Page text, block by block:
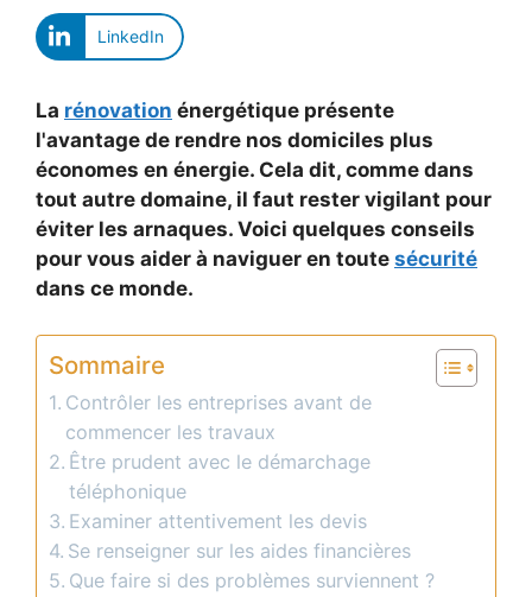
LinkedIn
La rénovation énergétique présente
l'avantage de rendre nos domiciles plus
économes en énergie. Cela dit, comme dans
tout autre domaine, il faut rester vigilant pour
éviter les arnaques. Voici quelques conseils
pour vous aider à naviguer en toute sécurité
dans ce monde.
Sommaire
Contrôler les entreprises avant de
commencer les travaux
Être prudent avec le démarchage
téléphonique
Examiner attentivement les devis
Se renseigner sur les aides financières
Que faire si des problèmes surviennent ?